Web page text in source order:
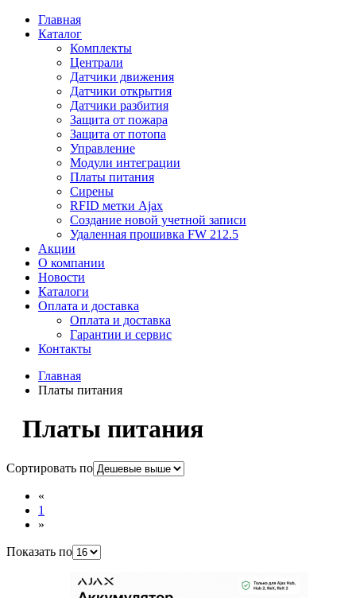
Главная
Каталог
Комплекты
Централи
Датчики движения
Датчики открытия
Датчики разбития
Защита от пожара
Защита от потопа
Управление
Модули интеграции
Платы питания
Сирены
RFID метки Ajax
Создание новой учетной записи
Удаленная прошивка FW 212.5
Акции
О компании
Новости
Каталоги
Оплата и доставка
Оплата и доставка
Гарантии и сервис
Контакты
Главная
Платы питания
Платы питания
Сортировать по
«
1
»
Показать по